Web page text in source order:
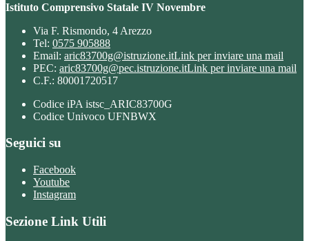
Istituto Comprensivo Statale IV Novembre
Via F. Rismondo, 4 Arezzo
Tel: 0575 905888
Email: aric83700g@istruzione.itLink per inviare una mail
PEC: aric83700g@pec.istruzione.itLink per inviare una mail
C.F.: 80001720517
Codice iPA istsc_ARIC83700G
Codice Univoco UFNBWX
Seguici su
Facebook
Youtube
Instagram
Sezione Link Utili